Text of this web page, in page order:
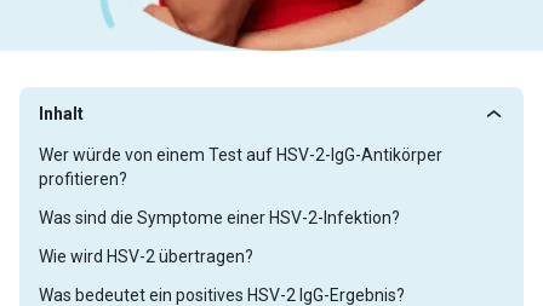
Inhalt
Wer würde von einem Test auf HSV-2-IgG-Antikörper
profitieren?
Was sind die Symptome einer HSV-2-Infektion?
Wie wird HSV-2 übertragen?
Was bedeutet ein positives HSV-2 IgG-Ergebnis?